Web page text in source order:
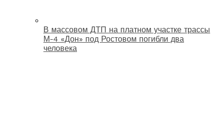
В массовом ДТП на платном участке трассы
М-4 «Дон» под Ростовом погибли два
человека